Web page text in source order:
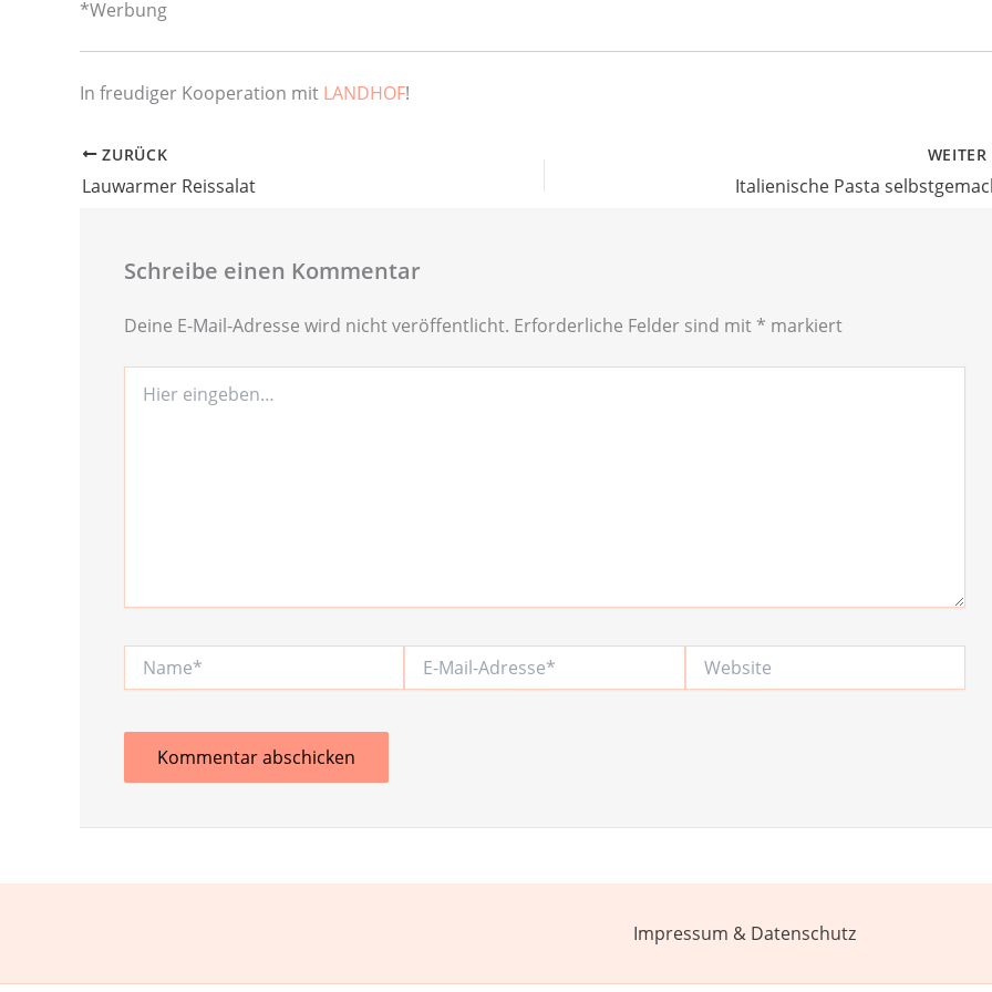
*Werbung
In freudiger Kooperation mit LANDHOF!
ZURÜCK
Lauwarmer Reissalat
WEITER
Italienische Pasta
Schreibe einen Kommentar
Deine E-Mail-Adresse wird nicht veröffentlicht. Erforderliche Felder sind mit * markiert
eingeben…
Mail-
Website
Impressum & Datenschutz